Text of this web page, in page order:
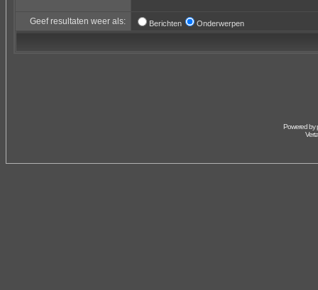
Geef resultaten weer als: Berichten Onderwerpen
Powered by